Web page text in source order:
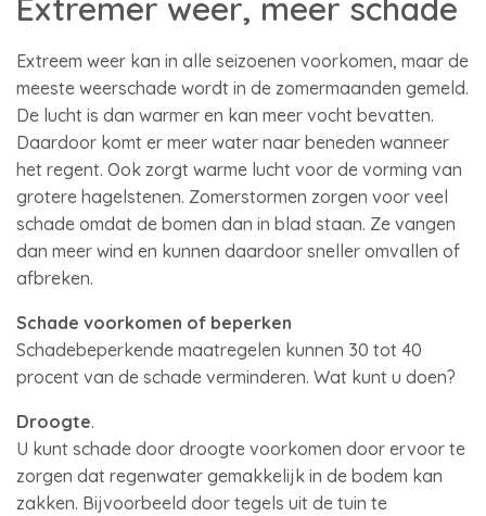
Extremer weer, meer schade
Extreem weer kan in alle seizoenen voorkomen, maar de
meeste weerschade wordt in de zomermaanden gemeld.
De lucht is dan warmer en kan meer vocht bevatten.
Daardoor komt er meer water naar beneden wanneer
het regent. Ook zorgt warme lucht voor de vorming van
grotere hagelstenen. Zomerstormen zorgen voor veel
schade omdat de bomen dan in blad staan. Ze vangen
dan meer wind en kunnen daardoor sneller omvallen of
afbreken.
Schade voorkomen of beperken
Schadebeperkende maatregelen kunnen 30 tot 40
procent van de schade verminderen. Wat kunt u doen?
Droogte.
U kunt schade door droogte voorkomen door ervoor te
zorgen dat regenwater gemakkelijk in de bodem kan
zakken. Bijvoorbeeld door tegels uit de tuin te